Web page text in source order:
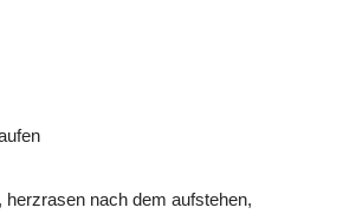
nach dem aufstehen,